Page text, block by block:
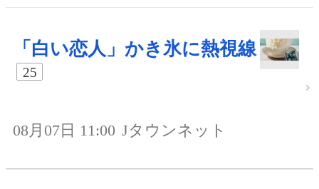
「白い恋人」かき氷に熱視線
25
08月07日 11:00 Jタウンネット